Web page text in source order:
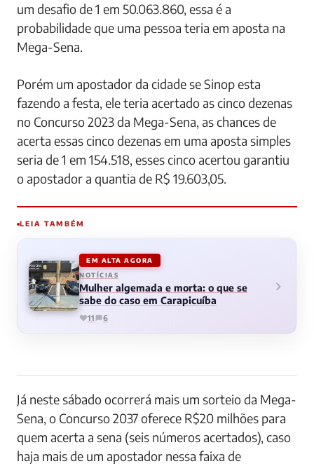
um desafio de 1 em 50.063.860, essa é a
probabilidade que uma pessoa teria em aposta na
Mega-Sena.
Porém um apostador da cidade se Sinop esta
fazendo a festa, ele teria acertado as cinco dezenas
no Concurso 2023 da Mega-Sena, as chances de
acerta essas cinco dezenas em uma aposta simples
seria de 1 em 154.518, esses cinco acertou garantiu
o apostador a quantia de R$ 19.603,05.
LEIA TAMBÉM
EM ALTA AGORA
NOTÍCIAS
Mulher algemada e morta: o que se
sabe do caso em Carapicuíba
11 6
Já neste sábado ocorrerá mais um sorteio da Mega-
Sena, o Concurso 2037 oferece R$20 milhões para
quem acerta a sena (seis números acertados), caso
haja mais de um apostador nessa faixa de